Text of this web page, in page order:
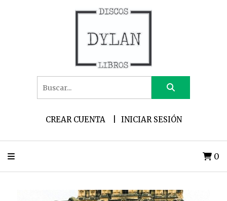
CREAR CUENTA INICIAR SESIÓN
0